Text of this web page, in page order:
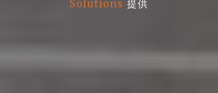
Solutions 提供